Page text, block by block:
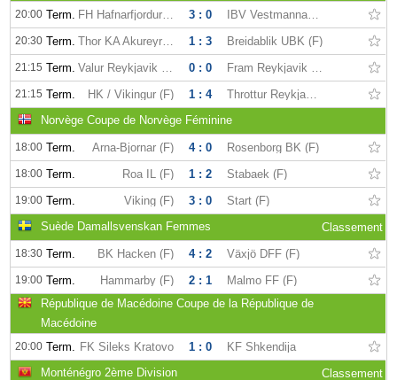
20:00 Term. FH Hafnarfjordur (F) 3 : 0 IBV Vestmannaeyjar (F)
20:30 Term. Thor KA Akureyri (F) 1 : 3 Breidablik UBK (F)
21:15 Term. Valur Reykjavik (F) 0 : 0 Fram Reykjavik (F)
21:15 Term. HK / Vikingur (F) 1 : 4
Throttur Reykjavik (F)
Norvège Coupe de Norvège Féminine
18:00 Term. Arna-Bjornar (F) 4 : 0 Rosenborg BK (F)
18:00 Term. Roa IL (F) 1 : 2 Stabaek (F)
19:00 Term. Viking (F) 3 : 0
Start (F)
Suède Damallsvenskan Femmes
Classement
18:30 Term. BK Hacken (F) 4 : 2 Växjö DFF (F)
19:00 Term. Hammarby (F) 2 : 1
Malmo FF (F)
République de Macédoine Coupe de la République de
Macédoine
20:00 Term. FK Sileks Kratovo 1 : 0
KF Shkendija
Monténégro 2ème Division
Classement